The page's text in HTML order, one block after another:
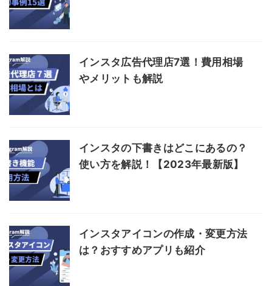
インスタ広告代理店7選！費用相場
やメリットも解説
インスタの下書きはどこにあるの？
使い方を解説！【2023年最新版】
インスタアイコンの作成・変更方法
は？おすすめアプリも紹介